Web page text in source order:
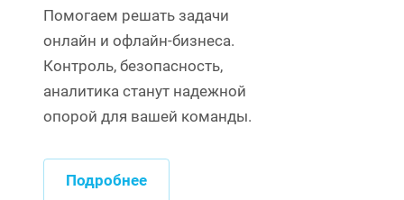
Помогаем решать задачи
онлайн и офлайн-бизнеса.
Контроль, безопасность,
аналитика станут надежной
опорой для вашей команды.
Подробнее